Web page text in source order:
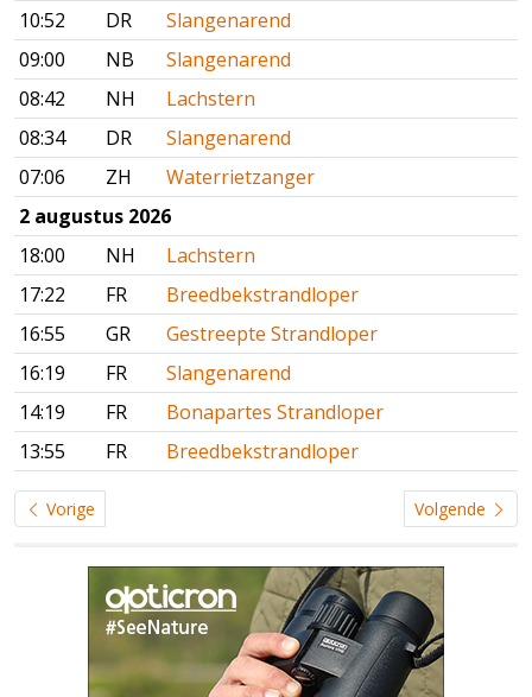
10:52
DR
Slangenarend
09:00
NB
Slangenarend
08:42
NH
Lachstern
08:34
DR
Slangenarend
07:06
ZH
Waterrietzanger
2 augustus 2026
18:00
NH
Lachstern
17:22
FR
Breedbekstrandloper
16:55
GR
Gestreepte Strandloper
16:19
FR
Slangenarend
14:19
FR
Bonapartes Strandloper
13:55
FR Breedbekstrandloper
Vorige Volgende